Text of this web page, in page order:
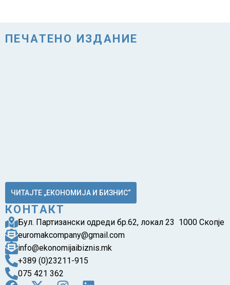
ПЕЧАТЕНО ИЗДАНИЕ
ЧИТАЈТЕ „ЕКОНОМИЈА И БИЗНИС“
КОНТАКТ
Бул. Партизански одреди бр.62, локал 23 1000 Скопје
euromakcompany@gmail.com
info@ekonomijaibiznis.mk
+389 (0)23211-915
075 421 362